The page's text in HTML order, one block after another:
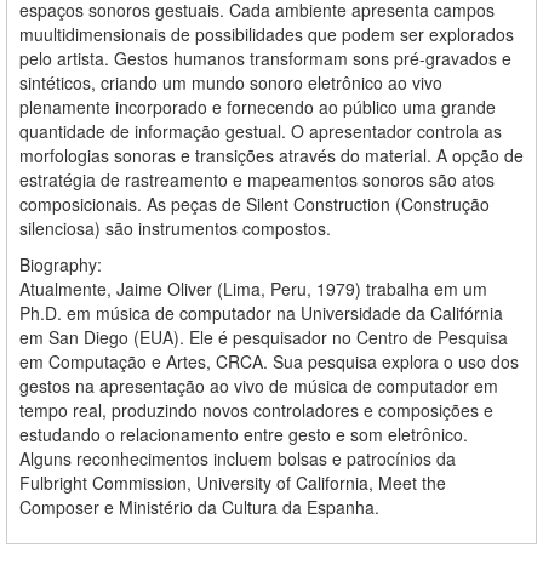
espaços sonoros gestuais. Cada ambiente apresenta campos
muultidimensionais de possibilidades que podem ser explorados
pelo artista. Gestos humanos transformam sons pré-gravados e
sintéticos, criando um mundo sonoro eletrônico ao vivo
plenamente incorporado e fornecendo ao público uma grande
quantidade de informação gestual. O apresentador controla as
morfologias sonoras e transições através do material. A opção de
estratégia de rastreamento e mapeamentos sonoros são atos
composicionais. As peças de Silent Construction (Construção
silenciosa) são instrumentos compostos.
Biography:
Atualmente, Jaime Oliver (Lima, Peru, 1979) trabalha em um
Ph.D. em música de computador na Universidade da Califórnia
em San Diego (EUA). Ele é pesquisador no Centro de Pesquisa
em Computação e Artes, CRCA. Sua pesquisa explora o uso dos
gestos na apresentação ao vivo de música de computador em
tempo real, produzindo novos controladores e composições e
estudando o relacionamento entre gesto e som eletrônico.
Alguns reconhecimentos incluem bolsas e patrocínios da
Fulbright Commission, University of California, Meet the
Composer e Ministério da Cultura da Espanha.